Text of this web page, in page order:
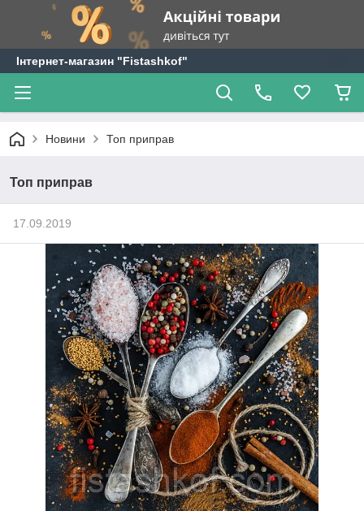
Інтернет-магазин "Fistashkof"
Новини Топ приправ
Топ приправ
17.09.2019